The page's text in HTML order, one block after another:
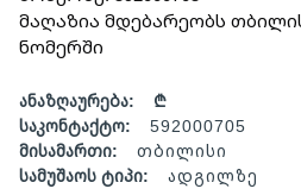
მაღაზია მდებარეობს
ნომერში
ანაზღაურება:
₾
საკონტაქტო:
592000705
მისამართი:
თბილისი
სამუშაოს ტიპი:
ადგილზე